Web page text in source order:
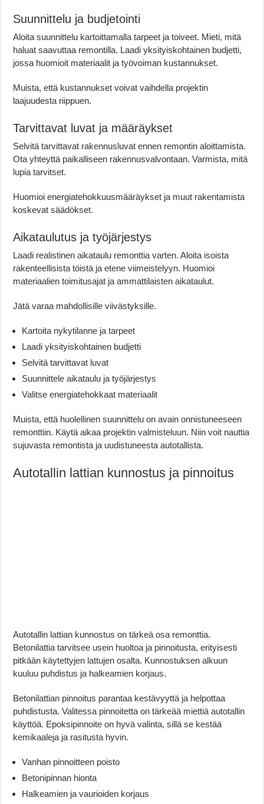
Suunnittelu ja budjetointi
Aloita suunnittelu kartoittamalla tarpeet ja toiveet. Mieti, mitä
haluat saavuttaa remontilla. Laadi yksityiskohtainen budjetti,
jossa huomioit materiaalit ja työvoiman kustannukset.
Muista, että kustannukset voivat vaihdella projektin
laajuudesta riippuen.
Tarvittavat luvat ja määräykset
Selvitä tarvittavat rakennusluvat ennen remontin aloittamista.
Ota yhteyttä paikalliseen rakennusvalvontaan. Varmista, mitä
lupia tarvitset.
Huomioi energiatehokkuusmääräykset ja muut rakentamista
koskevat säädökset.
Aikataulutus ja työjärjestys
Laadi realistinen aikataulu remonttia varten. Aloita isoista
rakenteellisista töistä ja etene viimeistelyyn. Huomioi
materiaalien toimitusajat ja ammattilaisten aikataulut.
Jätä varaa mahdollisille viivästyksille.
Kartoita nykytilanne ja tarpeet
Laadi yksityiskohtainen budjetti
Selvitä tarvittavat luvat
Suunnittele aikataulu ja työjärjestys
Valitse energiatehokkaat materiaalit
Muista, että huolellinen suunnittelu on avain onnistuneeseen
remonttiin. Käytä aikaa projektin valmisteluun. Niin voit nauttia
sujuvasta remontista ja uudistuneesta autotallista.
Autotallin lattian kunnostus ja pinnoitus
Autotallin lattian kunnostus on tärkeä osa remonttia.
Betonilattia tarvitsee usein huoltoa ja pinnoitusta, erityisesti
pitkään käytettyjen lattujen osalta. Kunnostuksen alkuun
kuuluu puhdistus ja halkeamien korjaus.
Betonilattian pinnoitus parantaa kestävyyttä ja helpottaa
puhdistusta. Valitessa pinnoitetta on tärkeää miettiä autotallin
käyttöä. Epoksipinnoite on hyvä valinta, sillä se kestää
kemikaaleja ja rasitusta hyvin.
Vanhan pinnoitteen poisto
Betonipinnan hionta
Halkeamien ja vaurioiden korjaus